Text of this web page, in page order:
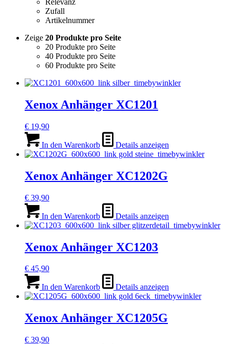
Relevanz
Zufall
Artikelnummer
Zeige 20 Produkte pro Seite
20 Produkte pro Seite
40 Produkte pro Seite
60 Produkte pro Seite
Xenox Anhänger XC1201
€ 19,90
In den Warenkorb Details anzeigen
Xenox Anhänger XC1202G
€ 39,90
In den Warenkorb Details anzeigen
Xenox Anhänger XC1203
€ 45,90
In den Warenkorb Details anzeigen
Xenox Anhänger XC1205G
€ 39,90